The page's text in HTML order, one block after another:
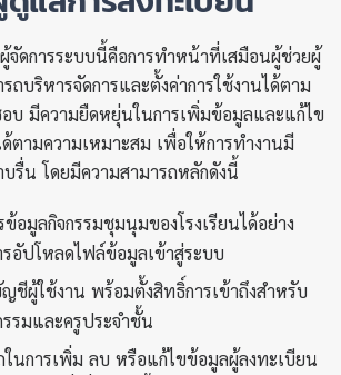
ดการระบบนี้คือการทำหน้าที่เสมือนผู้ช่วยผู้
ถบริหารจัดการและตั้งค่าการใช้งานได้ตาม
บ มีความยืดหยุ่นในการเพิ่มข้อมูลและแก้ไข
ตามความเหมาะสม เพื่อให้การทำงานมี
รื่น โดยมีความสามารถหลักดังนี้
อมูลกิจกรรมชุมนุมของโรงเรียนได้อย่าง
รอัปโหลดไฟล์ข้อมูลเข้าสู่ระบบ
ชีผู้ใช้งาน พร้อมตั้งสิทธิ์การเข้าถึงสำหรับ
รมและครูประจำชั้น
ในการเพิ่ม ลบ หรือแก้ไขข้อมูลผู้ลงทะเบียน